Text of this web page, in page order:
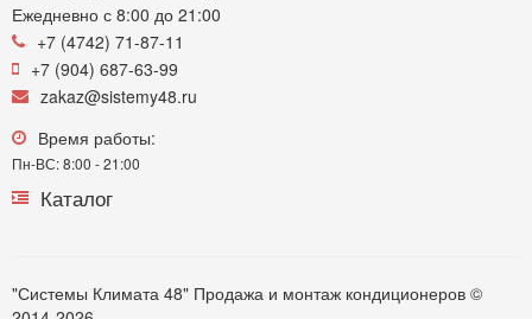
Ежедневно с 8:00 до 21:00
+7 (4742) 71-87-11
+7 (904) 687-63-99
zakaz@sistemy48.ru
Время работы:
Пн-ВС: 8:00 - 21:00
Каталог
"Системы Климата 48" Продажа и монтаж кондиционеров ©